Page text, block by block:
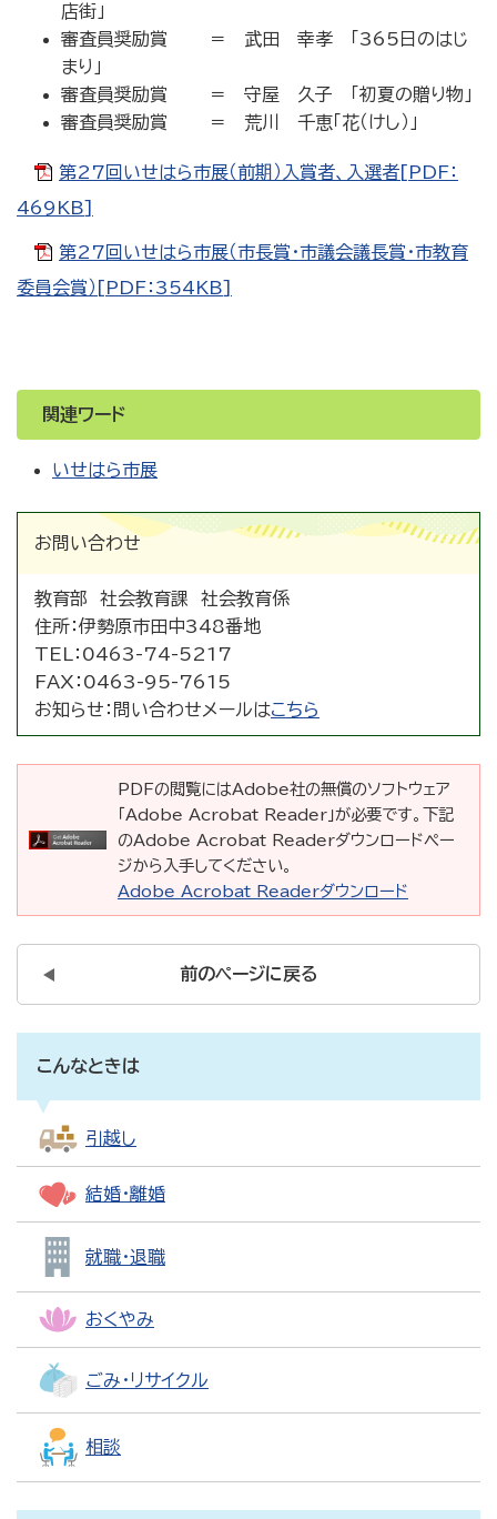
店街」
審査員奨励賞 ＝ 武田 幸孝 「365日のはじ
まり」
審査員奨励賞 ＝ 守屋 久子 「初夏の贈り物」
審査員奨励賞 ＝ 荒川 千恵「花（けし）」
第27回いせはら市展（前期）入賞者、入選者[PDF：
469KB]
第27回いせはら市展（市長賞・市議会議長賞・市教育
委員会賞）[PDF：354KB]
関連ワード
いせはら市展
お問い合わせ
教育部 社会教育課 社会教育係
住所：伊勢原市田中348番地
TEL： 0463-74-5217
FAX： 0463-95-7615
お知らせ： 問い合わせメールはこちら
PDFの閲覧にはAdobe社の無償のソフトウェア
「Adobe Acrobat Reader」が必要です。下記
のAdobe Acrobat Readerダウンロードペー
ジから入手してください。
Adobe Acrobat Readerダウンロード
前のページに戻る
こんなときは
引越し
結婚・離婚
就職・退職
おくやみ
ごみ・リサイクル
相談